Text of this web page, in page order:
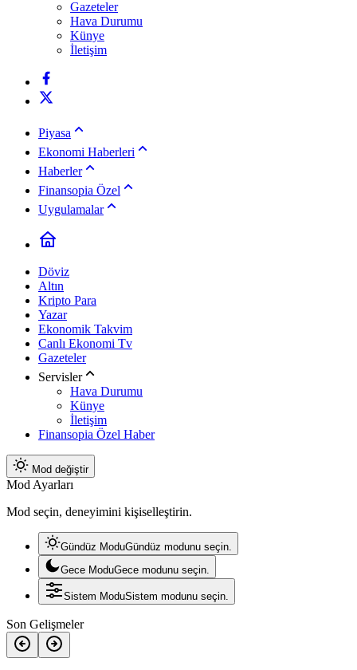
Gazeteler
Hava Durumu
Künye
İletişim
Piyasa
Ekonomi Haberleri
Haberler
Finansopia Özel
Uygulamalar
Döviz
Altın
Kripto Para
Yazar
Ekonomik Takvim
Canlı Ekonomi Tv
Gazeteler
Servisler
Hava Durumu
Künye
İletişim
Finansopia Özel Haber
Mod değiştir
Mod Ayarları
Mod seçin, deneyimini kişiselleştirin.
Gündüz ModuGündüz modunu seçin.
Gece ModuGece modunu seçin.
Sistem ModuSistem modunu seçin.
Son Gelişmeler